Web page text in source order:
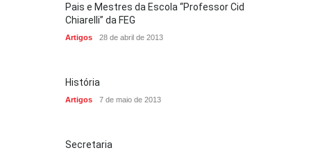
Pais e Mestres da Escola “Professor Cid
Chiarelli” da FEG
Artigos 28 de abril de 2013
História
Artigos 7 de maio de 2013
Secretaria